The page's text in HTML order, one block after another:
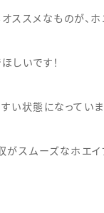
スメなものが、ホ
しいです！
い状態になっていま
スムーズなホエイ